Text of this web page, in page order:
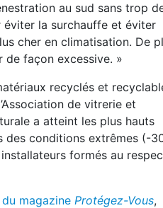
au sud sans trop
éviter la surchauffe et éviter
cher en climatisation. De
de façon excessive. »
recyclés et
de vitrerie et
a atteint les plus hauts
conditions extrêmes (-
formés au
magazine Protégez-Vous,